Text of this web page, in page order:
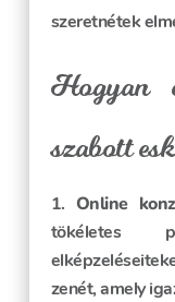
szeretnétek
Hogyan
szabott
Online
tökéletes
zenét, amely